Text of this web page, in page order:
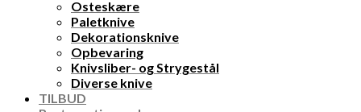
Osteskære
Paletknive
Dekorationsknive
Opbevaring
Knivsliber- og Strygestål
Diverse knive
TILBUD